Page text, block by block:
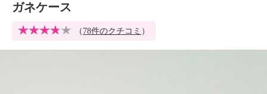
ガネケース
（ 78件のクチコミ ）